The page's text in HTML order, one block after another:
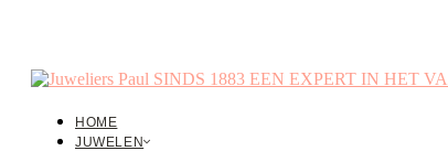
HOME
JUWELEN